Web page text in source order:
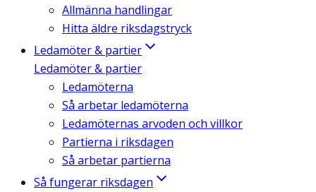
Allmänna handlingar
Hitta äldre riksdagstryck
Ledamöter & partier
Ledamöter & partier
Ledamöterna
Så arbetar ledamöterna
Ledamöternas arvoden och villkor
Partierna i riksdagen
Så arbetar partierna
Så fungerar riksdagen